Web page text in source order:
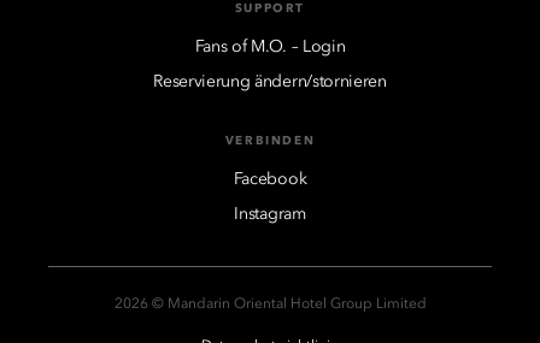
SUPPORT
Fans of M.O. – Login
Reservierung ändern/stornieren
VERBINDEN
Facebook
Instagram
2026 © Mandarin Oriental Hotel Group Limited